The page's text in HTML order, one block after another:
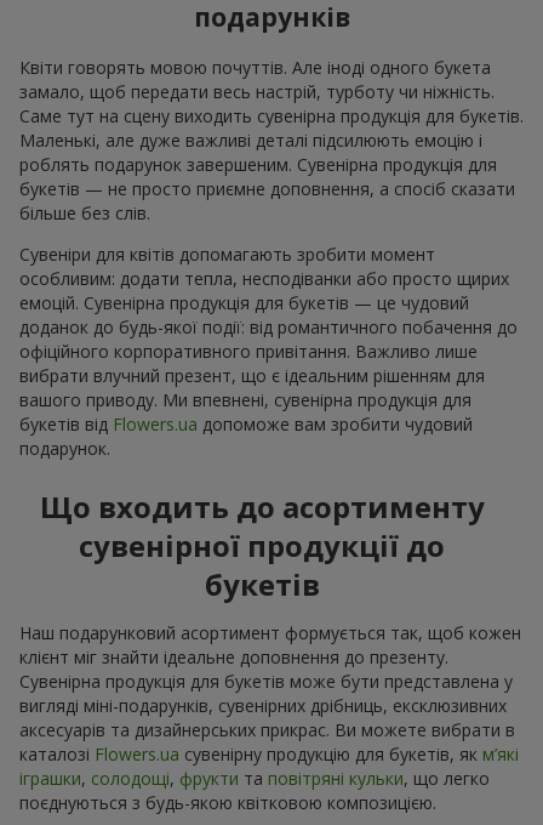
подарунків
Квіти говорять мовою почуттів. Але іноді одного букета
замало, щоб передати весь настрій, турботу чи ніжність.
Саме тут на сцену виходить сувенірна продукція для букетів.
Маленькі, але дуже важливі деталі підсилюють емоцію і
роблять подарунок завершеним. Сувенірна продукція для
букетів — не просто приємне доповнення, а спосіб сказати
більше без слів.
Сувеніри для квітів допомагають зробити момент
особливим: додати тепла, несподіванки або просто щирих
емоцій. Сувенірна продукція для букетів — це чудовий
доданок до будь-якої події: від романтичного побачення до
офіційного корпоративного привітання. Важливо лише
вибрати влучний презент, що є ідеальним рішенням для
вашого приводу. Ми впевнені, сувенірна продукція для
букетів від Flowers.ua допоможе вам зробити чудовий
подарунок.
Що входить до асортименту
сувенірної продукції до
букетів
Наш подарунковий асортимент формується так, щоб кожен
клієнт міг знайти ідеальне доповнення до презенту.
Сувенірна продукція для букетів може бути представлена у
вигляді міні-подарунків, сувенірних дрібниць, ексклюзивних
аксесуарів та дизайнерських прикрас. Ви можете вибрати в
каталозі Flowers.ua cувенірну продукцію для букетів, як м’які
іграшки, солодощі, фрукти та повітряні кульки, що легко
поєднуються з будь-якою квітковою композицією.